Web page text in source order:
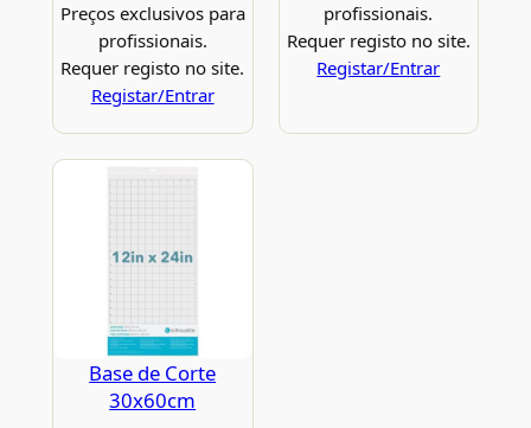
Preços exclusivos para
profissionais.
Requer registo no site.
Registar/Entrar
profissionais.
Requer registo no site.
Registar/Entrar
Base de Corte
30x60cm